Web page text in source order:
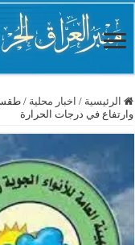
الرئيسية / اخبار محلية / طقس
وارتفاع في درجات الحرارة